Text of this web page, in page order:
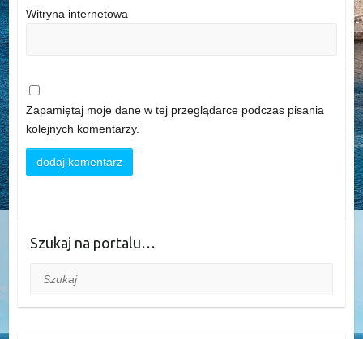
Witryna internetowa
Zapamiętaj moje dane w tej przeglądarce podczas pisania
kolejnych komentarzy.
Szukaj na portalu…
Szukaj